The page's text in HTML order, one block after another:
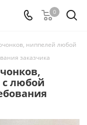
0
ниппелей любой
заказчика
любой